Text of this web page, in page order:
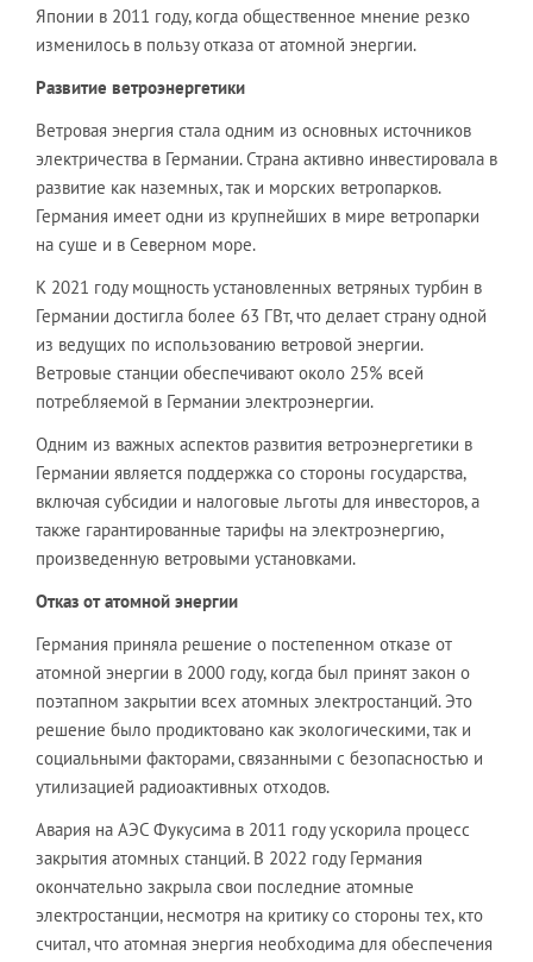
Японии в 2011 году, когда общественное мнение резко
изменилось в пользу отказа от атомной энергии.
Развитие ветроэнергетики
Ветровая энергия стала одним из основных источников
электричества в Германии. Страна активно инвестировала в
развитие как наземных, так и морских ветропарков.
Германия имеет одни из крупнейших в мире ветропарки
на суше и в Северном море.
К 2021 году мощность установленных ветряных турбин в
Германии достигла более 63 ГВт, что делает страну одной
из ведущих по использованию ветровой энергии.
Ветровые станции обеспечивают около 25% всей
потребляемой в Германии электроэнергии.
Одним из важных аспектов развития ветроэнергетики в
Германии является поддержка со стороны государства,
включая субсидии и налоговые льготы для инвесторов, а
также гарантированные тарифы на электроэнергию,
произведенную ветровыми установками.
Отказ от атомной энергии
Германия приняла решение о постепенном отказе от
атомной энергии в 2000 году, когда был принят закон о
поэтапном закрытии всех атомных электростанций. Это
решение было продиктовано как экологическими, так и
социальными факторами, связанными с безопасностью и
утилизацией радиоактивных отходов.
Авария на АЭС Фукусима в 2011 году ускорила процесс
закрытия атомных станций. В 2022 году Германия
окончательно закрыла свои последние атомные
электростанции, несмотря на критику со стороны тех, кто
считал, что атомная энергия необходима для обеспечения